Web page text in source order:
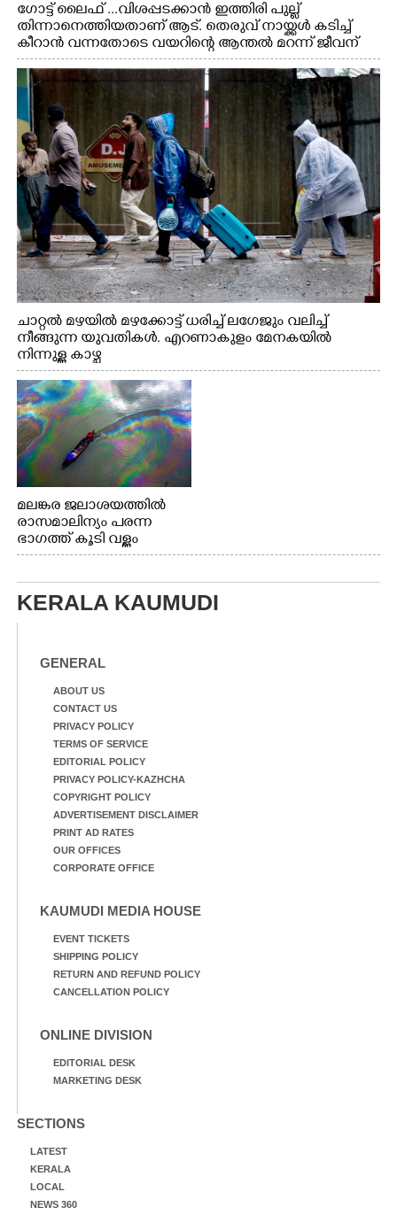
ഗോട്ട് ലൈഫ് ...വിശപ്പടക്കാൻ ഇത്തിരി പുല്ല്
തിന്നാനെത്തിയതാണ് ആട്. തെരുവ് നായ്ക്കൾ കടിച്ച്
കീറാൻ വന്നതോടെ വയറിന്റെ ആന്തൽ മറന്ന് ജീവന്
വേണ്ടിയായി ഓട്ടം. എറണാകുളം വാത്തുരുത്തിയിൽ
നിന്നുള്ള കാഴ്ച
ചാറ്റൽ മഴയിൽ മഴക്കോട്ട് ധരിച്ച് ലഗേജും വലിച്ച്
നീങ്ങുന്ന യുവതികൾ. എറണാകുളം മേനകയിൽ
നിന്നുള്ള കാഴ്ച
മലങ്കര ജലാശയത്തിൽ
രാസമാലിന്യം പരന്ന
ഭാഗത്ത് കൂടി വള്ളം
തുഴഞ്ഞു പോകുന്ന
KERALA KAUMUDI
GENERAL
ABOUT US
CONTACT US
PRIVACY POLICY
TERMS OF SERVICE
EDITORIAL POLICY
PRIVACY POLICY-KAZHCHA
COPYRIGHT POLICY
ADVERTISEMENT DISCLAIMER
PRINT AD RATES
OUR OFFICES
CORPORATE OFFICE
KAUMUDI MEDIA HOUSE
EVENT TICKETS
SHIPPING POLICY
RETURN AND REFUND POLICY
CANCELLATION POLICY
ONLINE DIVISION
EDITORIAL DESK
MARKETING DESK
SECTIONS
LATEST
KERALA
LOCAL
NEWS 360